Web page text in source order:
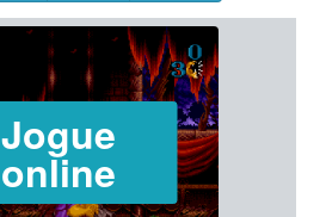
Jogue
online